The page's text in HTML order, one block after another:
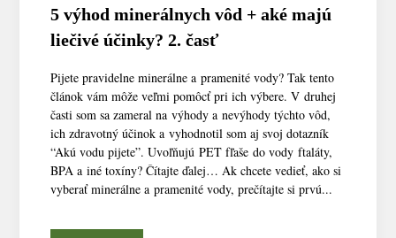
5 výhod minerálnych vôd + aké majú
liečivé účinky? 2. časť
Pijete pravidelne minerálne a pramenité vody? Tak tento
článok vám môže veľmi pomôcť pri ich výbere. V druhej
časti som sa zameral na výhody a nevýhody týchto vôd,
ich zdravotný účinok a vyhodnotil som aj svoj dotazník
“Akú vodu pijete”. Uvoľňujú PET fľaše do vody ftaláty,
BPA a iné toxíny? Čítajte ďalej… Ak chcete vedieť, ako si
vyberať minerálne a pramenité vody, prečítajte si prvú...